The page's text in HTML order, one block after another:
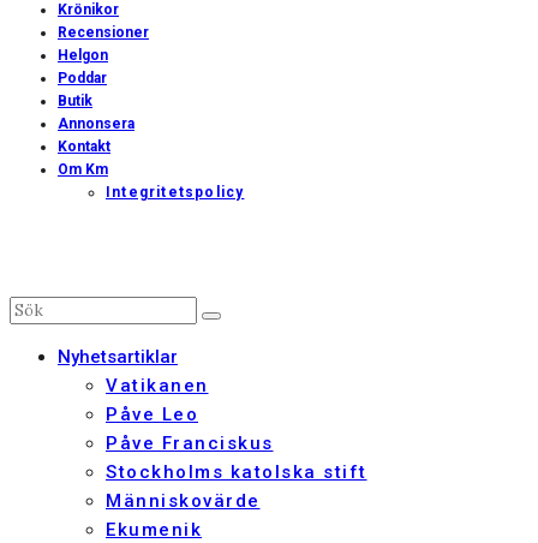
Krönikor
Recensioner
Helgon
Poddar
Butik
Annonsera
Kontakt
Om Km
Integritetspolicy
Nyhetsartiklar
Vatikanen
Påve Leo
Påve Franciskus
Stockholms katolska stift
Människovärde
Ekumenik